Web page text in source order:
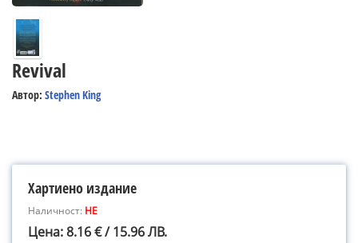
Revival
Автор: Stephen King
Хартиено издание
Наличност: НЕ
Цена: 8.16 € / 15.96 ЛВ.